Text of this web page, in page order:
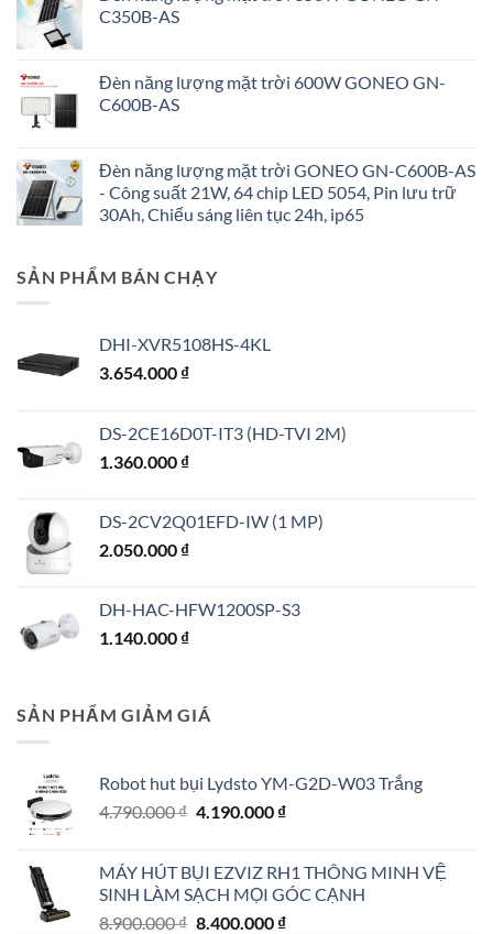
C350B-AS
Đèn năng lượng mặt trời 600W GONEO GN-
C600B-AS
Đèn năng lượng mặt trời GONEO GN-C600B-AS
- Công suất 21W, 64 chip LED 5054, Pin lưu trữ
30Ah, Chiếu sáng liên tục 24h, ip65
SẢN PHẨM BÁN CHẠY
DHI-XVR5108HS-4KL
3.654.000 ₫
DS-2CE16D0T-IT3 (HD-TVI 2M)
1.360.000 ₫
DS-2CV2Q01EFD-IW (1 MP)
2.050.000 ₫
DH-HAC-HFW1200SP-S3
1.140.000 ₫
SẢN PHẨM GIẢM GIÁ
Robot hut bụi Lydsto YM-G2D-W03 Trắng
4.790.000₫ Giá
4.790.000 ₫.
4.190.000 ₫Giá
là:
4.190.000 ₫.
MÁY HÚT BỤI EZVIZ RH1 THÔNG MINH VỆ
SINH LÀM SẠCH MỌI GÓC CẠNH
8.900.000₫ Giá
8.400.000 ₫Giá